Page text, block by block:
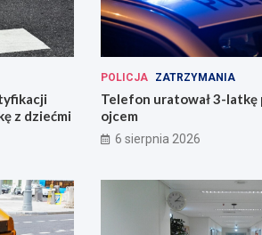
z dziećmi
POLICJA ZATRZYMANIA
Telefon uratował 3-latkę
ojcem
6 sierpnia 2026